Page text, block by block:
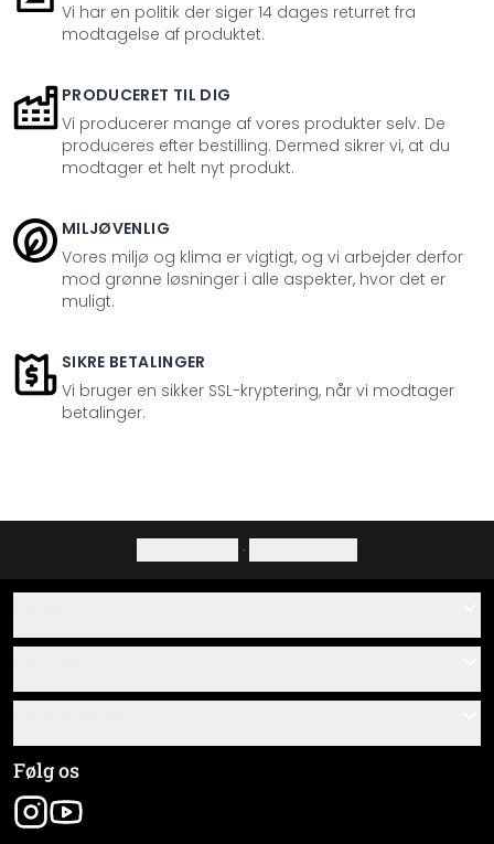
Vi har en politik der siger 14 dages returret fra
modtagelse af produktet.
PRODUCERET TIL DIG
Vi producerer mange af vores produkter selv. De
produceres efter bestilling. Dermed sikrer vi, at du
modtager et helt nyt produkt.
MILJØVENLIG
Vores miljø og klima er vigtigt, og vi arbejder derfor
mod grønne løsninger i alle aspekter, hvor det er
muligt.
SIKRE BETALINGER
Vi bruger en sikker SSL-kryptering, når vi modtager
betalinger.
·
Om os
Monteringsvejledninger
Materialeoversigt
Pakkesporing
Almindelige forretningsbetingelser
Virksomhedsoplysninger
Følg os